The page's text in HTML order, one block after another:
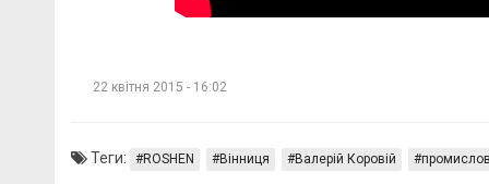
22 квітня 2015 - 16:02
Теги: ROSHEN Вінниця Валерій Коровій